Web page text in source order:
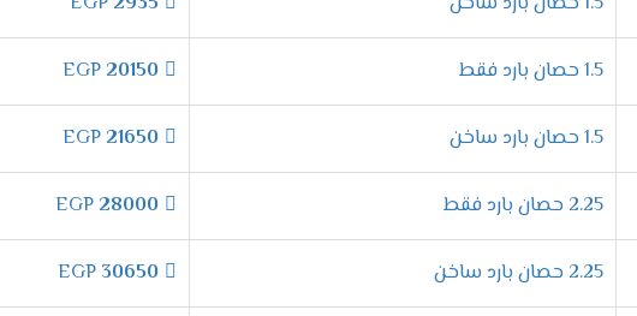
1.5 حصان بارد فقط 20150
1.5 حصان بارد ساخن 21650
2.25 حصان بارد فقط 28000
2.25 حصان بارد ساخن 30650